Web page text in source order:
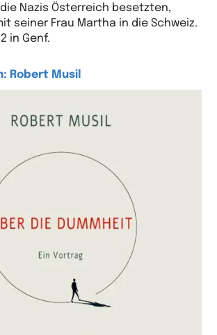
Nazis Österreich besetzten,
seiner Frau Martha in die Schweiz.
in Genf.
Robert Musil